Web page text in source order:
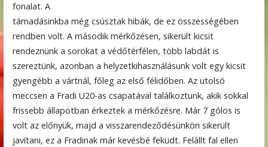
fonalat. A
támadásinkba még csúsztak hibák, de ez összességében
rendben volt. A második mérkőzésen, sikerült kicsit
rendeznünk a sorokat a védőtérfélen, több labdát is
szereztünk, azonban a helyzetkihasználásunk volt egy kicsit
gyengébb a vártnál, főleg az első félidőben. Az utolsó
meccsen a Fradi U20-as csapatával találkoztunk, akik sokkal
frissebb állapotban érkeztek a mérkőzésre. Már 7 gólos is
volt az előnyük, majd a visszarendeződésünkön sikerült
javítani, ez a Fradinak már kevésbé feküdt. Felállt fal ellen